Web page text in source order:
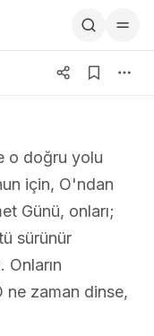
o doğru yolu
için, O'ndan
Günü, onları;
sürünür
Onların
ne zaman dinse,